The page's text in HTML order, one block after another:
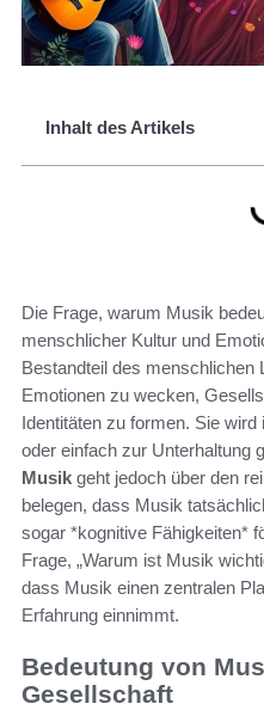
Inhalt des Artikels
Die Frage, warum Musik
menschlicher Kultur und
Bestandteil des menschlichen
Emotionen zu wecken,
Identitäten zu formen. Sie
oder einfach zur Unterhaltung
Musik geht jedoch über den
belegen, dass Musik
sogar *kognitive Fähigkeiten*
Frage, „Warum ist Musik
dass Musik einen zentralen
Erfahrung einnimmt.
Bedeutung von
Gesellschaft